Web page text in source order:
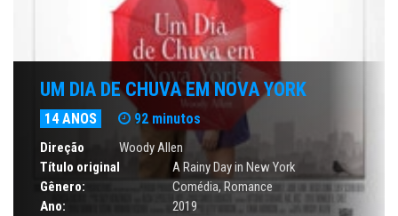
UM DIA DE CHUVA EM NOVA YORK
14 ANOS 92 minutos
Direção
Woody Allen
Título original
A Rainy Day in New York
Gênero:
Comédia, Romance
Ano:
2019